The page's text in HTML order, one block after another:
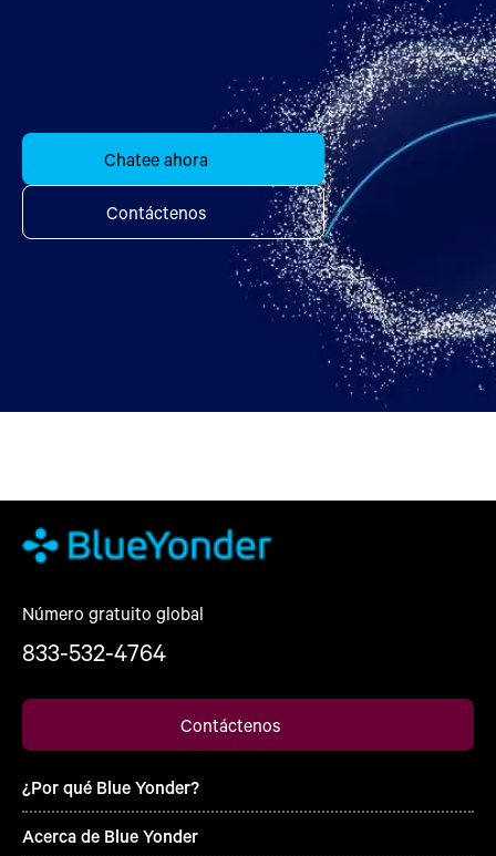
Chatee ahora
Contáctenos
Número gratuito global
833-532-4764
Contáctenos
¿Por qué Blue Yonder?
Acerca de Blue Yonder